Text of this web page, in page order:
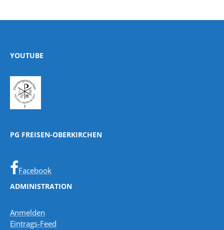
YOUTUBE
PG FREISEN-OBERKIRCHEN
Facebook
ADMINISTRATION
Anmelden
Eintrags-Feed